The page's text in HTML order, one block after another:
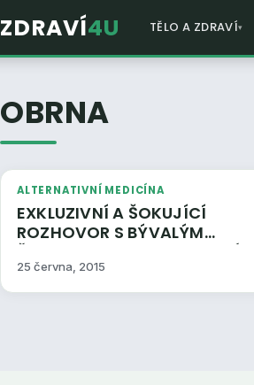
ZDRAVÍ4U TĚLO A ZDRAVÍ
OBRNA
ALTERNATIVNÍ MEDICÍNA
EXKLUZIVNÍ A ŠOKUJÍCÍ
ROZHOVOR S BÝVALÝM
ŘEDITELEM FARMACEUTICKÉ
FIRMY O TOM, JAK SE CHOVAJÍ
K LIDEM
25 června, 2015